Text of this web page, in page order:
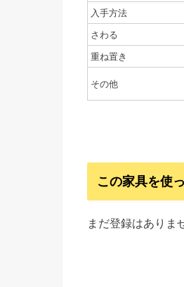
入手方法
さわる
重ね置き
その他
この家具を使
まだ登録はありま